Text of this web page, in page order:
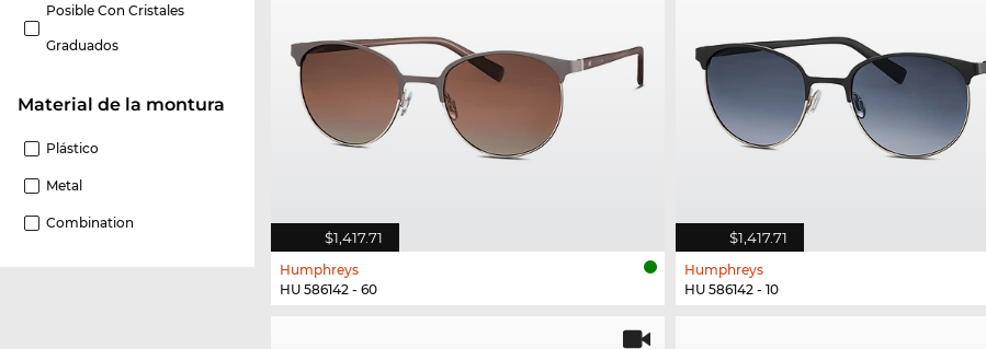
Posible Con Cristales
Graduados
Material de la montura
Plástico
Metal
Combination
$1,417.71
Humphreys
HU 586142 - 60
$1,417.71
Humphreys
HU 586142 - 10